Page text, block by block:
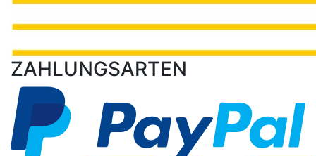
ZAHLUNGSARTEN